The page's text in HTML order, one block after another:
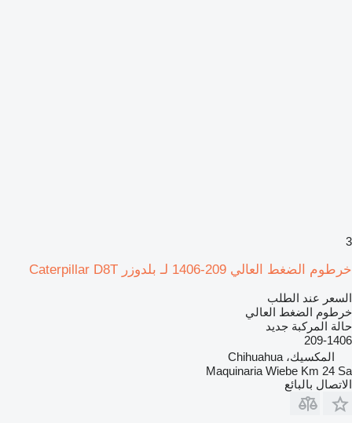
3
خرطوم الضغط العالي 209-1406 لـ بلدوزر Caterpillar D8T
السعر عند الطلب
خرطوم الضغط العالي
حالة المركبة جديد
209-1406
المكسيك، Chihuahua
Maquinaria Wiebe Km 24 Sa
الاتصال بالبائع